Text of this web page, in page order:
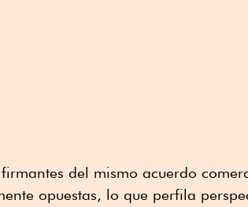
firmantes del mismo acuerdo
opuestas, lo que perfila